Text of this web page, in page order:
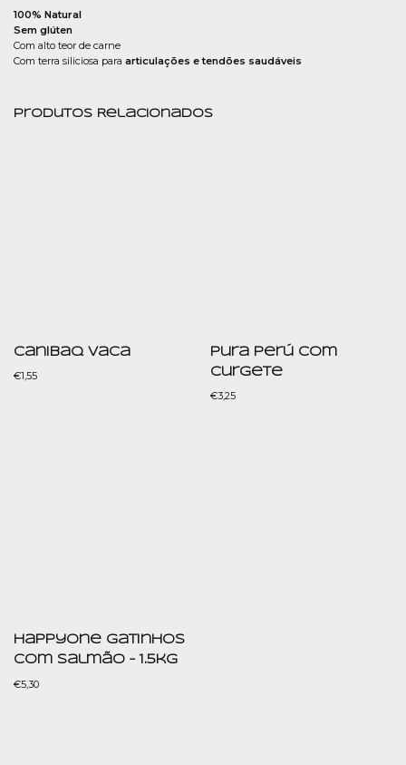
100% Natural
Sem glúten
Com alto teor de carne
Com terra siliciosa para articulações e tendões saudáveis
Produtos Relacionados
Canibaq Vaca
€1,55
Pura Perú com
Curgete
€3,25
HappyOne Gatinhos
com Salmão – 1.5kg
€5,30